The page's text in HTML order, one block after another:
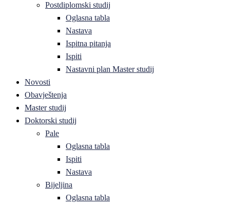
Postdiplomski studij
Oglasna tabla
Nastava
Ispitna pitanja
Ispiti
Nastavni plan Master studij
Novosti
Obavještenja
Master studij
Doktorski studij
Pale
Oglasna tabla
Ispiti
Nastava
Bijeljina
Oglasna tabla